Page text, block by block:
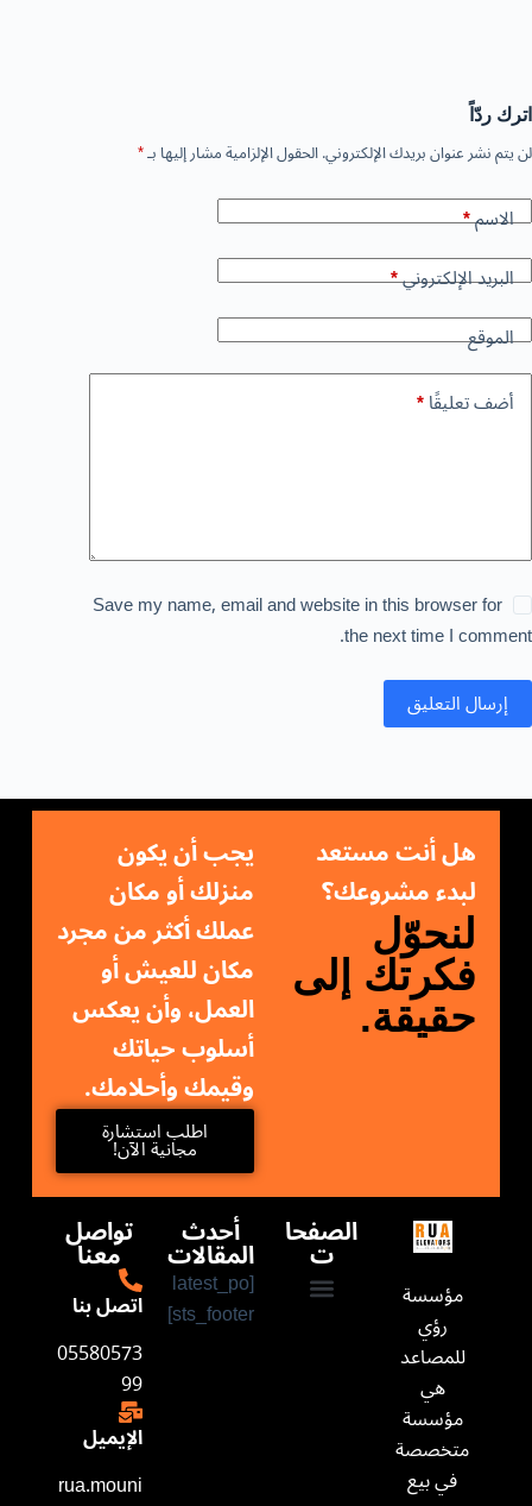
اترك ردّاً
لن يتم نشر عنوان بريدك الإلكتروني.الحقول الإلزامية مشار إليها بـ*
الاسم*
البريد الإلكتروني*
الموقع
أضف تعليقًا*
Save my name, email and website in this browser for
the next time I comment.
إرسال التعليق
هل أنت مستعد
لبدء مشروعك؟
لنحوّل
فكرتك إلى
حقيقة.
اطلب استشارة
مجانية الآن!
يجب أن يكون
منزلك أو مكان
عملك أكثر من مجرد
مكان للعيش أو
العمل، وأن يعكس
أسلوب حياتك
وقيمك وأحلامك.
مؤسسة
رؤي
للمصاعد
هي
مؤسسة
متخصصة
في بيع
الصفحا
ت أحدث
المقالات
[latest_po
sts_footer]
تواصل
معنا
اتصل بنا
05580573
99
الإيميل
rua.mouni